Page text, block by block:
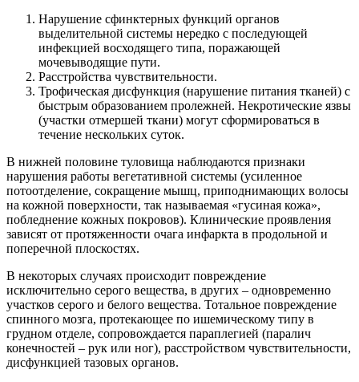
Нарушение сфинктерных функций органов
выделительной системы нередко с последующей
инфекцией восходящего типа, поражающей
мочевыводящие пути.
Расстройства чувствительности.
Трофическая дисфункция (нарушение питания тканей) с
быстрым образованием пролежней. Некротические язвы
(участки отмершей ткани) могут сформироваться в
течение нескольких суток.
В нижней половине туловища наблюдаются признаки
нарушения работы вегетативной системы (усиленное
потоотделение, сокращение мышц, приподнимающих волосы
на кожной поверхности, так называемая «гусиная кожа»,
побледнение кожных покровов). Клинические проявления
зависят от протяженности очага инфаркта в продольной и
поперечной плоскостях.
В некоторых случаях происходит повреждение
исключительно серого вещества, в других – одновременно
участков серого и белого вещества. Тотальное повреждение
спинного мозга, протекающее по ишемическому типу в
грудном отделе, сопровождается параплегией (паралич
конечностей – рук или ног), расстройством чувствительности,
дисфункцией тазовых органов.